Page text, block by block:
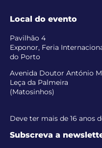
Local do evento
Pavilhão 4
Exponor, Feria
do Porto
Avenida Doutor António
Leça da Palmeira
(Matosinhos)
Deve ter mais de 16 anos
Subscreva a